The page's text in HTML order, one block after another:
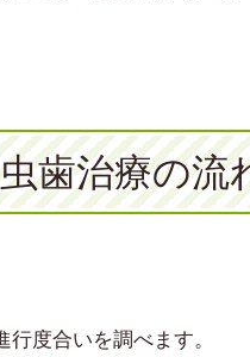
虫歯治療の流
度合いを調べます。